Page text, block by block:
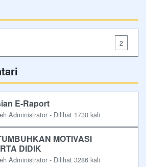
2
E-Raport
Administrator - Dilihat 1730 kali
MOTIVASI
DIDIK
Administrator - Dilihat 3286 kali